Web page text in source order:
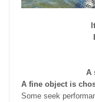
A
A fine object is
Some seek